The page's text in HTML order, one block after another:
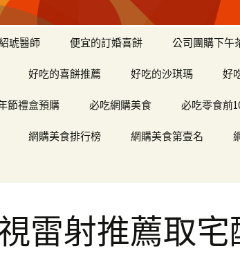
琥醫師 便宜的訂婚喜餅 公司團購下午
好吃的喜餅推薦 好吃的沙琪瑪 好
節禮盒預購 必吃網購美食 必吃零食前
網購美食排行榜 網購美食第壹名
雷射推薦取宅